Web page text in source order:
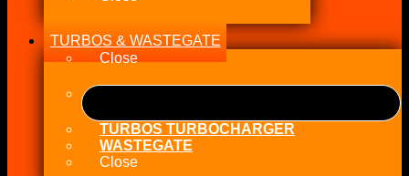
TURBOS & WASTEGATE
Close
TURBOS TURBOCHARGER
WASTEGATE
Close